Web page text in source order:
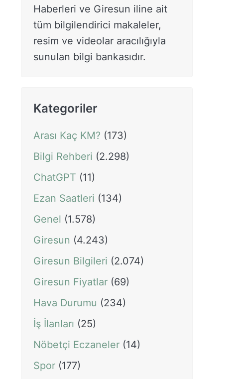
Haberleri ve Giresun iline ait
tüm bilgilendirici makaleler,
resim ve videolar aracılığıyla
sunulan bilgi bankasıdır.
Kategoriler
Arası Kaç KM? (173)
Bilgi Rehberi (2.298)
ChatGPT (11)
Ezan Saatleri (134)
Genel (1.578)
Giresun (4.243)
Giresun Bilgileri (2.074)
Giresun Fiyatlar (69)
Hava Durumu (234)
İş İlanları (25)
Nöbetçi Eczaneler (14)
Spor (177)